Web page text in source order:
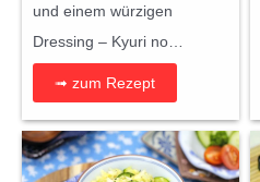
und einem würzigen
Dressing – Kyuri no…
➟ zum Rezept